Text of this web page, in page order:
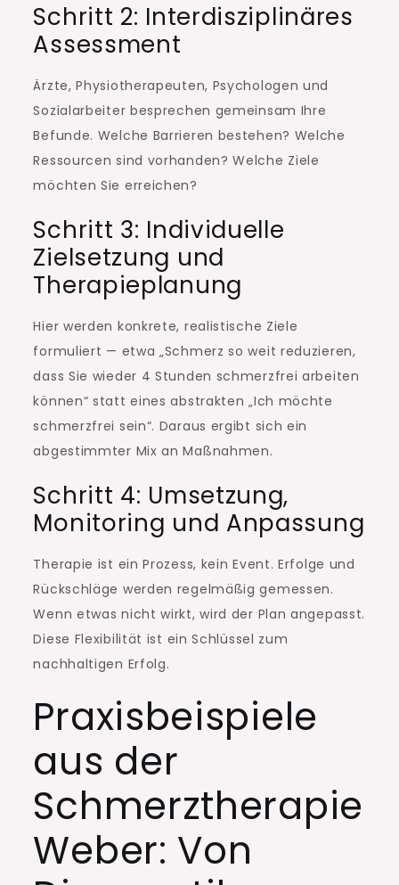
Schritt 2: Interdisziplinäres
Assessment
Ärzte, Physiotherapeuten, Psychologen und
Sozialarbeiter besprechen gemeinsam Ihre
Befunde. Welche Barrieren bestehen? Welche
Ressourcen sind vorhanden? Welche Ziele
möchten Sie erreichen?
Schritt 3: Individuelle
Zielsetzung und
Therapieplanung
Hier werden konkrete, realistische Ziele
formuliert — etwa „Schmerz so weit reduzieren,
dass Sie wieder 4 Stunden schmerzfrei arbeiten
können“ statt eines abstrakten „Ich möchte
schmerzfrei sein“. Daraus ergibt sich ein
abgestimmter Mix an Maßnahmen.
Schritt 4: Umsetzung,
Monitoring und Anpassung
Therapie ist ein Prozess, kein Event. Erfolge und
Rückschläge werden regelmäßig gemessen.
Wenn etwas nicht wirkt, wird der Plan angepasst.
Diese Flexibilität ist ein Schlüssel zum
nachhaltigen Erfolg.
Praxisbeispiele
aus der
Schmerztherapie
Weber: Von